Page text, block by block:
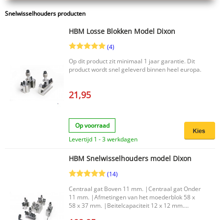
Snelwisselhouders producten
HBM Losse Blokken Model Dixon
(4)
Op dit product zit minimaal 1 jaar garantie. Dit
product wordt snel geleverd binnen heel europa.
21,95
Op voorraad
Levertijd 1 - 3 werkdagen
HBM Snelwisselhouders model Dixon
(14)
Centraal gat Boven 11 mm. |Centraal gat Onder
11 mm. |Afmetingen van het moederblok 58 x
58 x 37 mm. |Beitelcapaciteit 12 x 12 mm.